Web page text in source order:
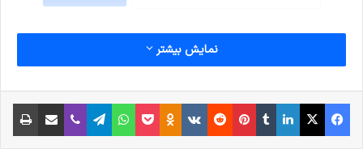
نمایش بیشتر
فیس بوک X لینکدین
‫تامبلر‫پین‌ترست
‫رددیت‫VKontakte
‫Odnoklassniki
پاکتواتس آپ تلگراموایبر اشتراک گذاری از طریق ایمیل